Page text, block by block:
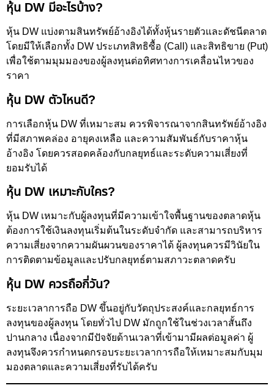
หุ้น DW มีอะไรบ้าง?
หุ้น DW แบ่งตามสินทรัพย์อ้างอิงได้ทั้งหุ้นรายตัวและดัชนีตลาด
โดยมีให้เลือกทั้ง DW ประเภทสิทธิซื้อ (Call) และสิทธิขาย (Put)
เพื่อใช้ตามมุมมองของผู้ลงทุนต่อทิศทางการเคลื่อนไหวของ
ราคา
หุ้น DW ตัวไหนดี?
การเลือกหุ้น DW ที่เหมาะสม ควรพิจารณาจากสินทรัพย์อ้างอิง
ที่มีสภาพคล่อง อายุคงเหลือ และความสัมพันธ์กับราคาหุ้น
อ้างอิง โดยควรสอดคล้องกับกลยุทธ์และระดับความเสี่ยงที่
ยอมรับได้
หุ้น DW เหมาะกับใคร?
หุ้น DW เหมาะกับผู้ลงทุนที่มีความเข้าใจพื้นฐานของตลาดหุ้น
ต้องการใช้เงินลงทุนเริ่มต้นในระดับจำกัด และสามารถบริหาร
ความเสี่ยงจากความผันผวนของราคาได้ ผู้ลงทุนควรมีวินัยใน
การติดตามข้อมูลและปรับกลยุทธ์ตามสภาวะตลาดครับ
หุ้น DW ควรถือกี่วัน?
ระยะเวลาการถือ DW ขึ้นอยู่กับวัตถุประสงค์และกลยุทธ์การ
ลงทุนของผู้ลงทุน โดยทั่วไป DW มักถูกใช้ในช่วงเวลาสั้นถึง
ปานกลาง เนื่องจากมีปัจจัยด้านเวลาที่เข้ามามีผลต่อมูลค่า ผู้
ลงทุนจึงควรกำหนดกรอบระยะเวลาการถือให้เหมาะสมกับมุม
มองตลาดและความเสี่ยงที่รับได้ครับ